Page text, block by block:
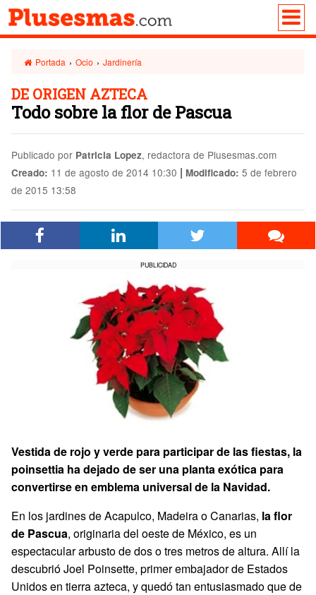
Portada › Ocio › Jardinería
DE ORIGEN AZTECA
Todo sobre la flor de Pascua
Publicado por Patricia Lopez, redactora de Plusesmas.com
Creado: 11 de agosto de 2014 10:30 | Modificado: 5 de febrero
de 2015 13:58
PUBLICIDAD
Vestida de rojo y verde para participar de las fiestas, la
poinsettia ha dejado de ser una planta exótica para
convertirse en emblema universal de la Navidad.
En los jardines de Acapulco, Madeira o Canarias, la flor
de Pascua, originaria del oeste de México, es un
espectacular arbusto de dos o tres metros de altura. Allí la
descubrió Joel Poinsette, primer embajador de Estados
Unidos en tierra azteca, y quedó tan entusiasmado que de